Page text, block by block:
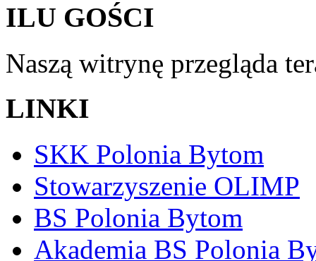
ILU GOŚCI
Naszą witrynę przegląda
LINKI
SKK Polonia Bytom
Stowarzyszenie OLIMP
BS Polonia Bytom
Akademia BS Polonia